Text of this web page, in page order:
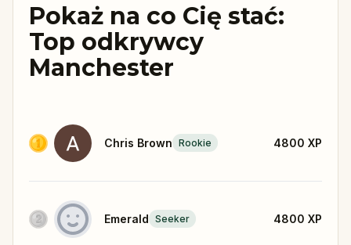
Pokaż na co Cię stać:
Top odkrywcy
Manchester
Chris Brown Rookie 4800 XP
Emerald Seeker 4800 XP